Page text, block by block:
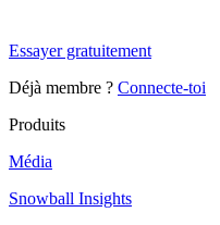
Essayer gratuitement
Déjà membre ? Connecte-toi
Produits
Média
Snowball Insights